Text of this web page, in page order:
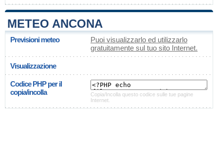
METEO ANCONA
Previsioni meteo
Puoi visualizzarlo ed utilizzarlo
gratuitamente sul tuo sito Internet.
Visualizzazione
Codice PHP per il
copia/incolla
Copia/Incolla questo codice sulle tue pagine
Internet.